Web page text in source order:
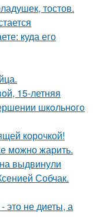
тостов.
куда его
15-летняя
шкoльнoгo
корочкой!
можно жарить.
выдвинули
Собчак.
это не диеты, а